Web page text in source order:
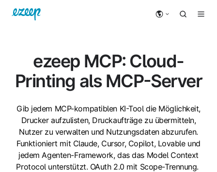
ezeep MCP: Cloud-
Printing als MCP-Server
Gib jedem MCP-kompatiblen KI-Tool die Möglichkeit,
Drucker aufzulisten, Druckaufträge zu übermitteln,
Nutzer zu verwalten und Nutzungsdaten abzurufen.
Funktioniert mit Claude, Cursor, Copilot, Lovable und
jedem Agenten-Framework, das das Model Context
Protocol unterstützt. OAuth 2.0 mit Scope-Trennung.